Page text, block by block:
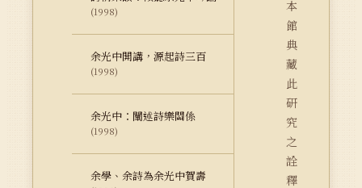
(1998)
余光中開講，源起詩三百
(1998)
余光中：闡述詩樂關係
(1998)
余學、余詩為余光中賀壽
本
館
典
藏
此
研
究
之
詮
釋